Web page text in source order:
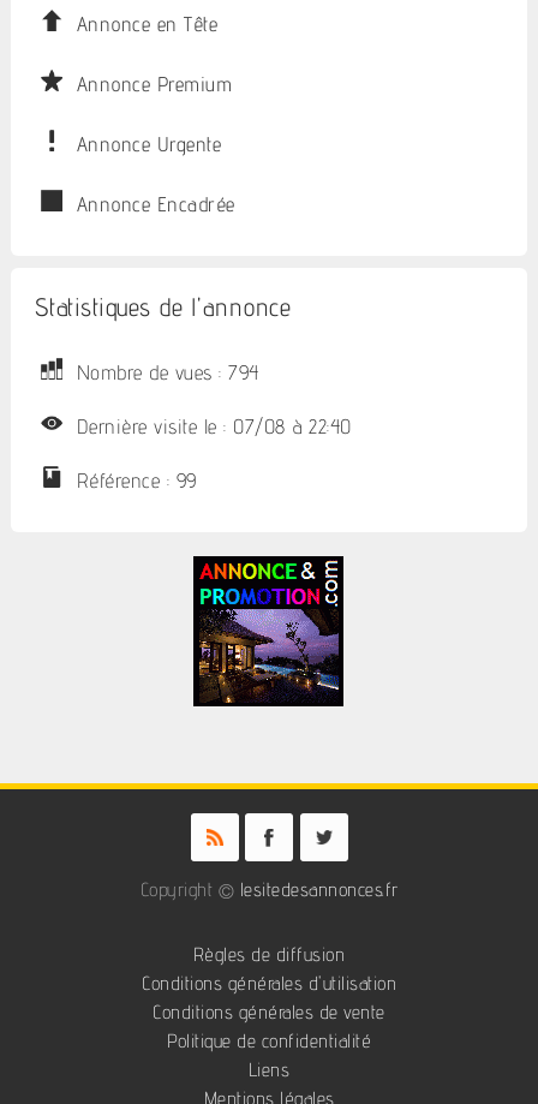
Annonce en Tête
Annonce Premium
Annonce Urgente
Annonce Encadrée
Statistiques de l'annonce
Nombre de vues : 794
Dernière visite le : 07/08 à 22:40
Référence : 99
Copyright © lesitedesannonces.fr
Règles de diffusion
Conditions générales d'utilisation
Conditions générales de vente
Politique de confidentialité
Liens
Mentions légales